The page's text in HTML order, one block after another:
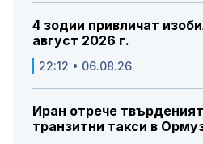
4 зодии привличат
август 2026 г.
22:12 • 06.08.26
Иран отрече
транзитни такси в